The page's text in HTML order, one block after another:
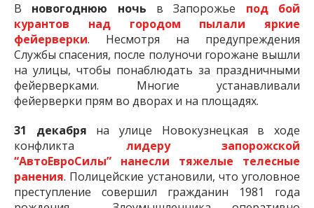
В новогоднюю ночь в Запорожье под бой
курантов над городом пылали яркие
фейерверки. Несмотря на предупреждения
Службы спасения, после полуночи горожане вышли
на улицы, чтобы понаблюдать за праздничными
фейерверками. Многие устанавливали
фейерверки прям во дворах и на площадях.
31 декабря на улице Новокузнецкая в ходе
конфликта лидеру запорожской
“АвтоЕвроСилы” нанесли тяжелые телесные
ранения. Полицейские установили, что уголовное
преступление совершил гражданин 1981 года